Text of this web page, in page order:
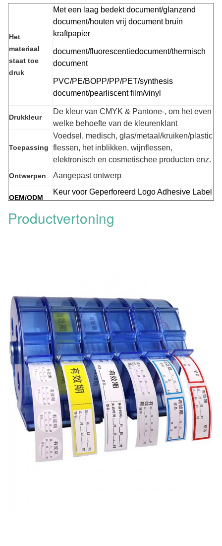
Het
materiaal
staat toe
druk
Met een laag bedekt document/glanzend
document/houten vrij document bruin
kraftpapier
document/fluorescentiedocument/thermisch
document
PVC/PE/BOPP/PP/PET/synthesis
document/pearliscent film/vinyl
Drukkleur
De kleur van CMYK & Pantone-, om het even
welke behoefte van de kleurenklant
Toepassing
Voedsel, medisch, glas/metaal/kruiken/plastic
flessen, het inblikken, wijnflessen,
elektronisch en cosmetischee producten enz.
Ontwerpen Aangepast ontwerp
OEM/ODM
Keur voor Geperforeerd Logo Adhesive Label
Oppervlakte
Het stempelen, het In reliëf maken, Vernis,
Laminering, Druk, Folies, enz.
Productvertoning